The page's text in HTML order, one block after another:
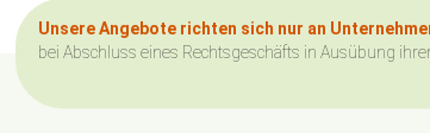
Unsere Angebote richten sich nur an
bei Abschluss eines Rechtsgeschäfts in Ausübung